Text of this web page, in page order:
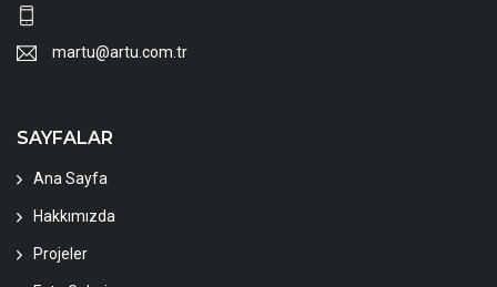
martu@artu.com.tr
SAYFALAR
Ana Sayfa
Hakkımızda
Projeler